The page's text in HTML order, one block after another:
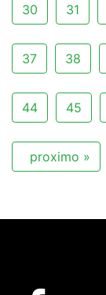
30 31
37 38
44 45
proximo »